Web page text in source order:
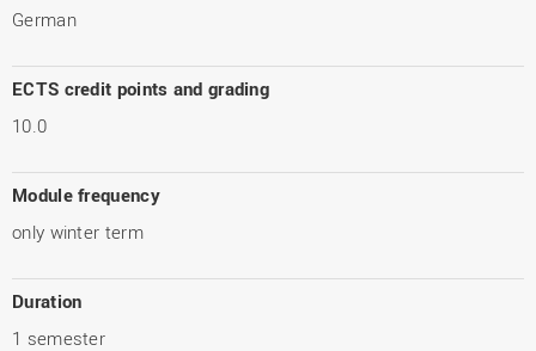
German
ECTS credit points and grading
10.0
Module frequency
only winter term
Duration
1 semester